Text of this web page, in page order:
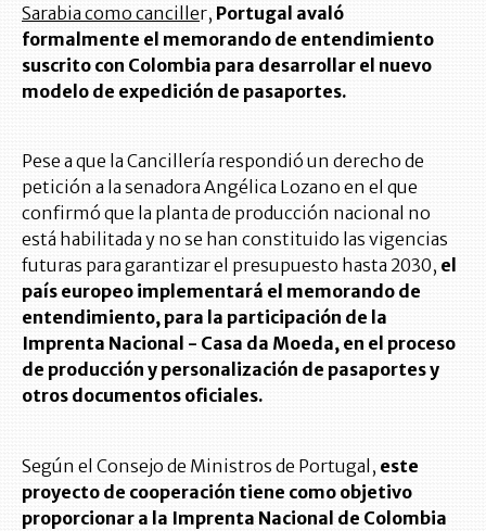
Sarabia como canciller, Portugal avaló
formalmente el memorando de entendimiento
suscrito con Colombia para desarrollar el nuevo
modelo de expedición de pasaportes.
Pese a que la Cancillería respondió un derecho de
petición a la senadora Angélica Lozano en el que
confirmó que la planta de producción nacional no
está habilitada y no se han constituido las vigencias
futuras para garantizar el presupuesto hasta 2030, el
país europeo implementará el memorando de
entendimiento, para la participación de la
Imprenta Nacional - Casa da Moeda, en el proceso
de producción y personalización de pasaportes y
otros documentos oficiales.
Según el Consejo de Ministros de Portugal, este
proyecto de cooperación tiene como objetivo
proporcionar a la Imprenta Nacional de Colombia